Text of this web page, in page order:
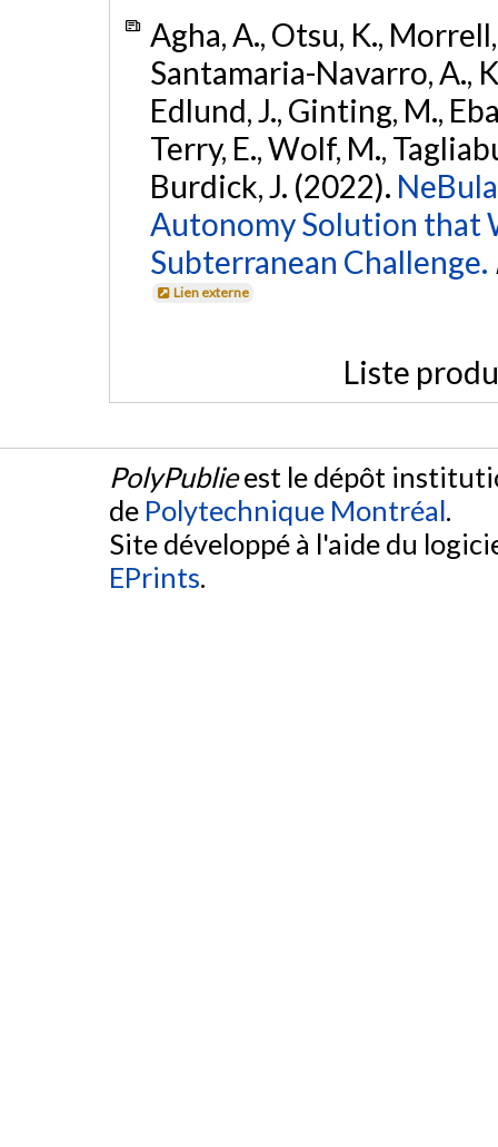
Agha, A., Otsu, K.,
Santamaria-Navarro, A.,
Edlund, J., Ginting, M.,
Terry, E., Wolf, M.,
Burdick, J. (2022).
Autonomy Solution that
Subterranean Challenge.
Lien externe
Liste
PolyPublieest le dépôt
de Polytechnique Montréal.
Site développé à l'aide du
EPrints.